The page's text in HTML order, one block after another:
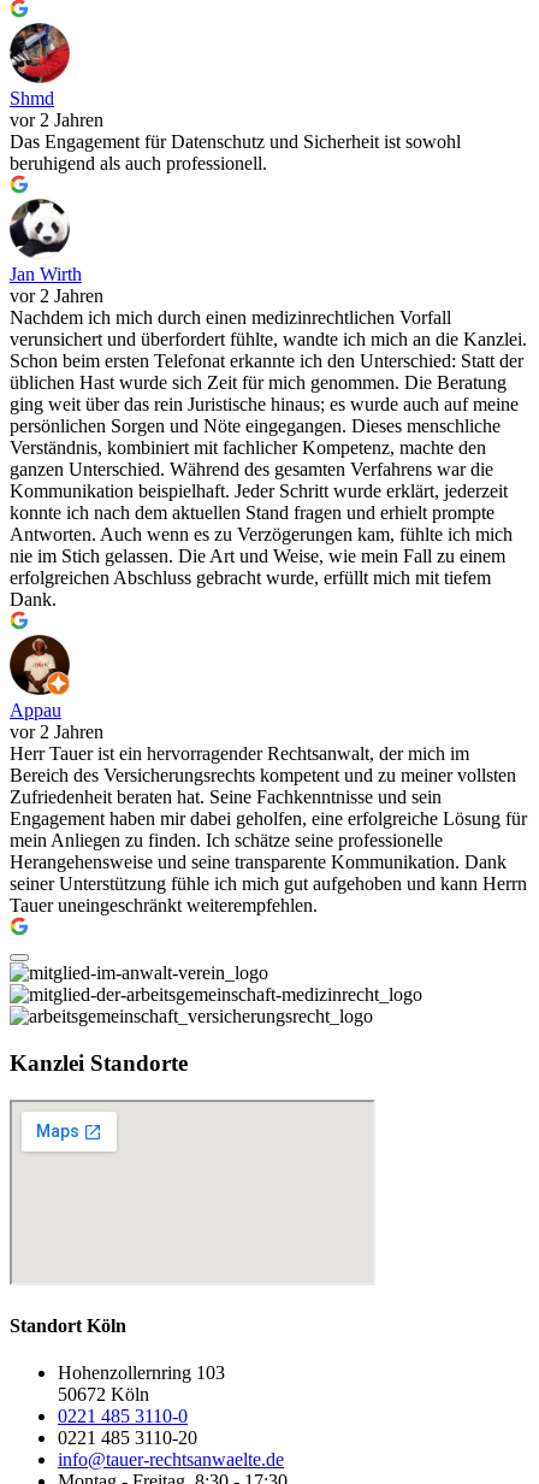
Shmd
vor 2 Jahren
Das Engagement für Datenschutz und Sicherheit ist sowohl
beruhigend als auch professionell.
Jan Wirth
vor 2 Jahren
Nachdem ich mich durch einen medizinrechtlichen Vorfall
verunsichert und überfordert fühlte, wandte ich mich an die Kanzlei.
Schon beim ersten Telefonat erkannte ich den Unterschied: Statt der
üblichen Hast wurde sich Zeit für mich genommen. Die Beratung
ging weit über das rein Juristische hinaus; es wurde auch auf meine
persönlichen Sorgen und Nöte eingegangen. Dieses menschliche
Verständnis, kombiniert mit fachlicher Kompetenz, machte den
ganzen Unterschied. Während des gesamten Verfahrens war die
Kommunikation beispielhaft. Jeder Schritt wurde erklärt, jederzeit
konnte ich nach dem aktuellen Stand fragen und erhielt prompte
Antworten. Auch wenn es zu Verzögerungen kam, fühlte ich mich
nie im Stich gelassen. Die Art und Weise, wie mein Fall zu einem
erfolgreichen Abschluss gebracht wurde, erfüllt mich mit tiefem
Dank.
Appau
vor 2 Jahren
Herr Tauer ist ein hervorragender Rechtsanwalt, der mich im
Bereich des Versicherungsrechts kompetent und zu meiner vollsten
Zufriedenheit beraten hat. Seine Fachkenntnisse und sein
Engagement haben mir dabei geholfen, eine erfolgreiche Lösung für
mein Anliegen zu finden. Ich schätze seine professionelle
Herangehensweise und seine transparente Kommunikation. Dank
seiner Unterstützung fühle ich mich gut aufgehoben und kann Herrn
Tauer uneingeschränkt weiterempfehlen.
Kanzlei Standorte
Standort Köln
Hohenzollernring 103
50672 Köln
0221 485 3110-0
0221 485 3110-20
info@tauer-rechtsanwaelte.de